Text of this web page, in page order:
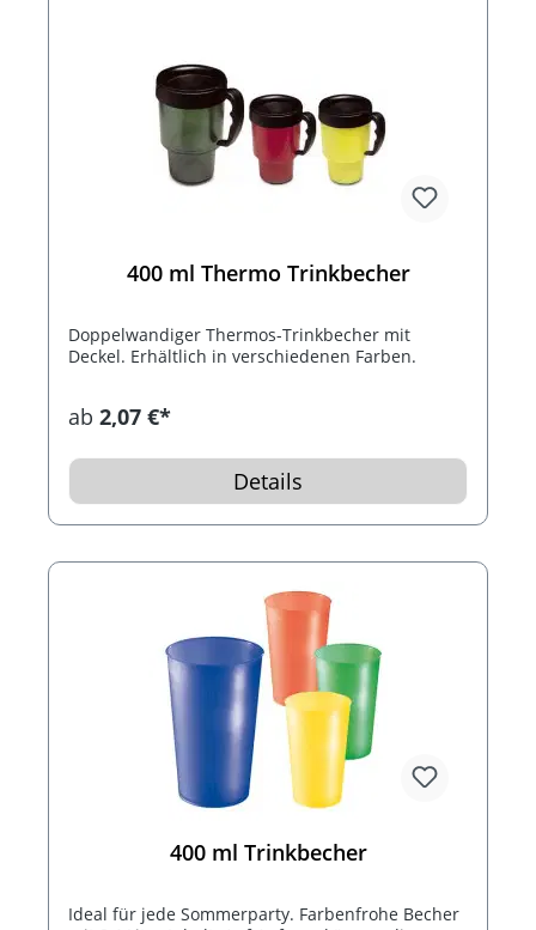
400 ml Thermo Trinkbecher
Doppelwandiger Thermos-Trinkbecher mit
Deckel. Erhältlich in verschiedenen Farben.
ab 2,07 €*
Details
400 ml Trinkbecher
Ideal für jede Sommerparty. Farbenfrohe Becher